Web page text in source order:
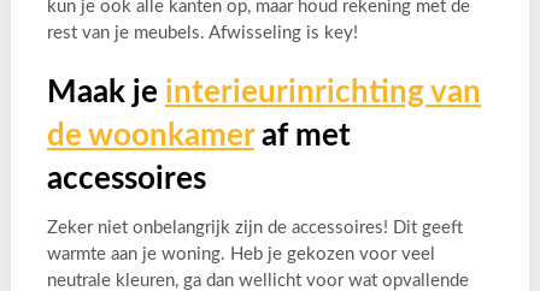
kun je ook alle kanten op, maar houd rekening met de
rest van je meubels. Afwisseling is key!
Maak je interieurinrichting van
de woonkameraf met
accessoires
Zeker niet onbelangrijk zijn de accessoires! Dit geeft
warmte aan je woning. Heb je gekozen voor veel
neutrale kleuren, ga dan wellicht voor wat opvallende